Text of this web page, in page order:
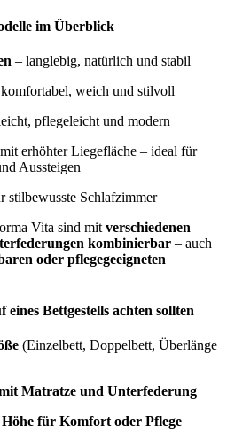
im Überblick
– langlebig, natürlich und stabil
weich und stilvoll
pflegeleicht und modern
mit erhöhter Liegefläche – ideal für
Aussteigen
stilbewusste Schlafzimmer
Vita sind mit verschiedenen
kombinierbar – auch
oder pflegegeeigneten
Bettgestells achten sollten
(Einzelbett, Doppelbett, Überlänge
Matratze und Unterfederung
Höhe für Komfort oder Pflege